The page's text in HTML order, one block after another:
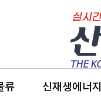
류 신재생에너지